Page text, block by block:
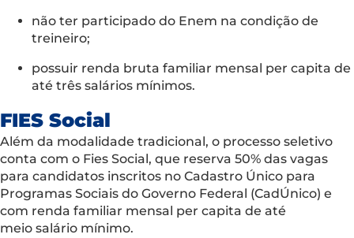
não ter participado do Enem na condição de
treineiro;
possuir renda bruta familiar mensal per capita de
até três salários mínimos.
FIES Social
Além da modalidade tradicional, o processo seletivo
conta com o Fies Social, que reserva 50% das vagas
para candidatos inscritos no Cadastro Único para
Programas Sociais do Governo Federal (CadÚnico) e
com renda familiar mensal per capita de até
meio salário mínimo.